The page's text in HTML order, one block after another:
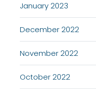
January 2023
December 2022
November 2022
October 2022